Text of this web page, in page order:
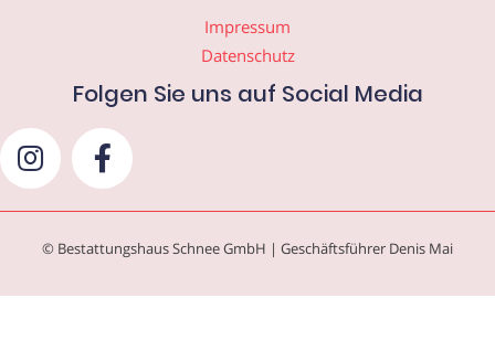
Impressum
Datenschutz
Folgen Sie uns auf Social Media
© Bestattungshaus Schnee GmbH | Geschäftsführer Denis Mai